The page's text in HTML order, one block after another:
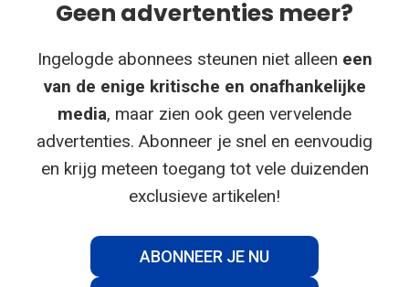
Geen advertenties meer?
Ingelogde abonnees steunen niet alleen een
van de enige kritische en onafhankelijke
media, maar zien ook geen vervelende
advertenties. Abonneer je snel en eenvoudig
en krijg meteen toegang tot vele duizenden
exclusieve artikelen!
ABONNEER JE NU